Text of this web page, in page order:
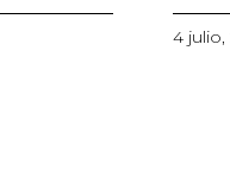
4 julio,